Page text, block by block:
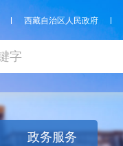
西藏自治区人民政府
政务服务